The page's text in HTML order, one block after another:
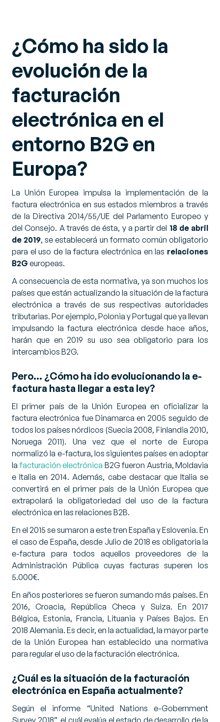
¿Cómo ha sido la
evolución de la
facturación
electrónica en el
entorno B2G en
Europa?
La Unión Europea impulsa la implementación de la
factura electrónica en sus estados miembros a través
de la Directiva 2014/55/UE del Parlamento Europeo y
del Consejo. A través de ésta, y a partir del 18 de abril
de 2019, se establecerá un formato común obligatorio
para el uso de la factura electrónica en las relaciones
B2G europeas.
A consecuencia de esta normativa, ya son muchos los
países que están actualizando la situación de la factura
electrónica a través de sus respectivas autoridades
tributarias. Por ejemplo, Polonia y Portugal que ya llevan
impulsando la factura electrónica desde hace años,
harán que en 2019 su uso sea obligatorio para los
intercambios B2G.
Pero… ¿Cómo ha ido evolucionando la e-
factura hasta llegar a esta ley?
El primer país de la Unión Europea en oficializar la
factura electrónica fue Dinamarca en 2005 seguido de
todos los países nórdicos (Suecia 2008, Finlandia 2010,
Noruega 2011). Una vez que el norte de Europa
normalizó la e-factura, los siguientes países en adoptar
la facturación electrónica B2G fueron Austria, Moldavia
e Italia en 2014. Además, cabe destacar que Italia se
convertirá en el primer país de la Unión Europea que
extrapolará la obligatoriedad del uso de la factura
electrónica en las relaciones B2B.
En el 2015 se sumaron a este tren España y Eslovenia. En
el caso de España, desde Julio de 2018 es obligatoria la
e-factura para todos aquellos proveedores de la
Administración Pública cuyas facturas superen los
5.000€.
En años posteriores se fueron sumando más países. En
2016, Croacia, República Checa y Suiza. En 2017
Bélgica, Estonia, Francia, Lituania y Países Bajos. En
2018 Alemania. Es decir, en la actualidad, la mayor parte
de la Unión Europea han establecido una normativa
para regular el uso de la facturación electrónica.
¿Cuál es la situación de la facturación
electrónica en España actualmente?
Según el informe “United Nations e-Gobernment
Survey 2018”, el cuál evalúa el estado de desarrollo de la